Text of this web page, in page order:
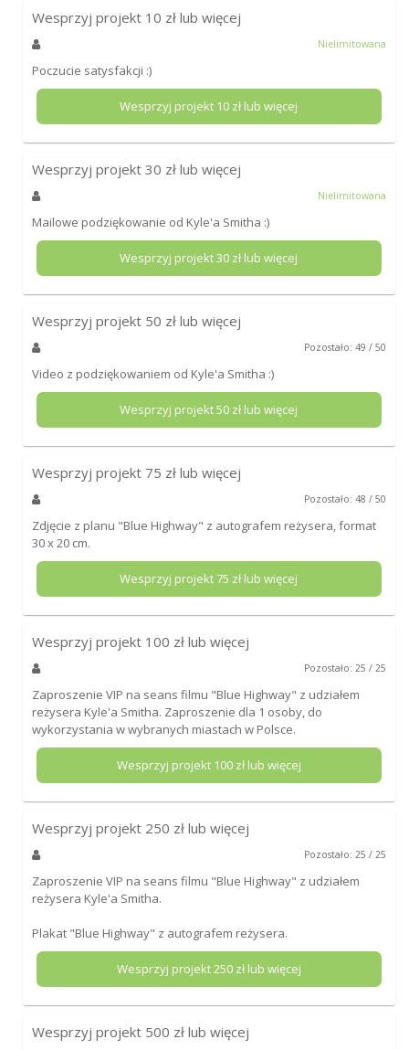
Wesprzyj projekt 10 zł lub więcej
Nielimitowana
Poczucie satysfakcji :)
Wesprzyj projekt 10 zł lub więcej
Wesprzyj projekt 30 zł lub więcej
Nielimitowana
Mailowe podziękowanie od Kyle'a Smitha :)
Wesprzyj projekt30 zł lub więcej
Wesprzyj projekt 50 zł lub więcej
Pozostało: 49 / 50
Video z podziękowaniem od Kyle'a Smitha :)
Wesprzyj projekt50 zł lub więcej
Wesprzyj projekt 75 zł lub więcej
Pozostało: 48 / 50
Zdjęcie z planu "Blue Highway" z autografem reżysera, format
30 x 20 cm.
Wesprzyj projekt75 zł lub więcej
Wesprzyj projekt 100 zł lub więcej
Pozostało: 25 / 25
Zaproszenie VIP na seans filmu "Blue Highway" z udziałem
reżysera Kyle'a Smitha. Zaproszenie dla 1 osoby, do
wykorzystania w wybranych miastach w Polsce.
Wesprzyj projekt 100zł lub więcej
Wesprzyj projekt 250 zł lub więcej
Pozostało: 25 / 25
Zaproszenie VIP na seans filmu "Blue Highway" z udziałem
reżysera Kyle'a Smitha.
Plakat "Blue Highway" z autografem reżysera.
Wesprzyj projekt250zł lub więcej
Wesprzyj projekt 500 zł lub więcej